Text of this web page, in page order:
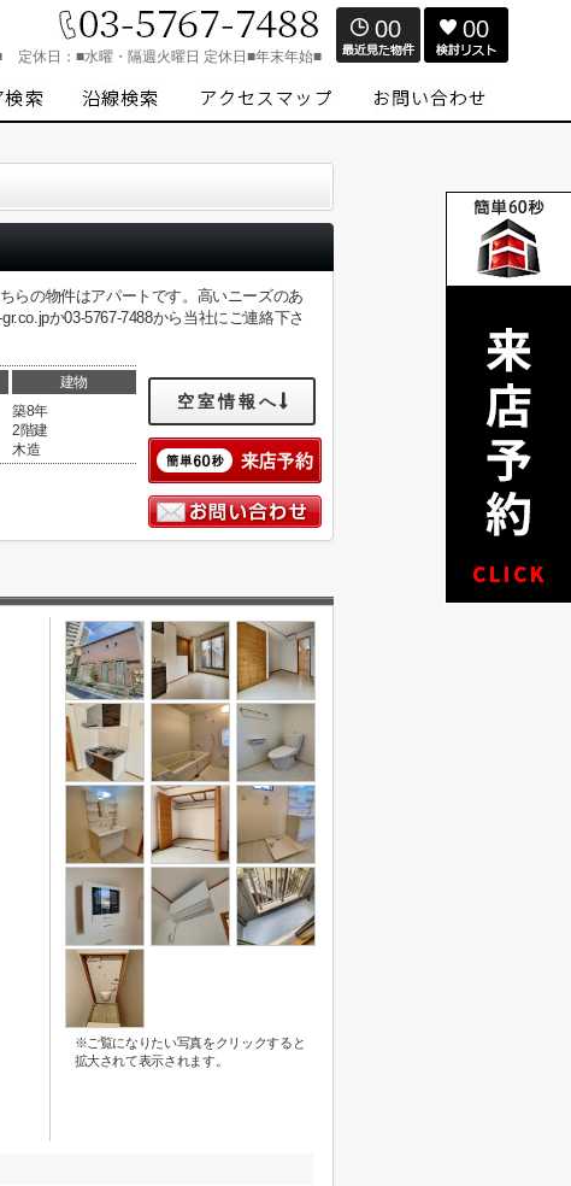
定休日： ■水曜・隔週火曜日 定休日■年末年始■
00 00
らの物件はアパートです。高いニーズのあ
か03-5767-7488から当社にご連絡下さ
建物
築8年
2階建
木造
空室情報へ
※ご覧になりたい写真をクリックすると
拡大されて表示されます。